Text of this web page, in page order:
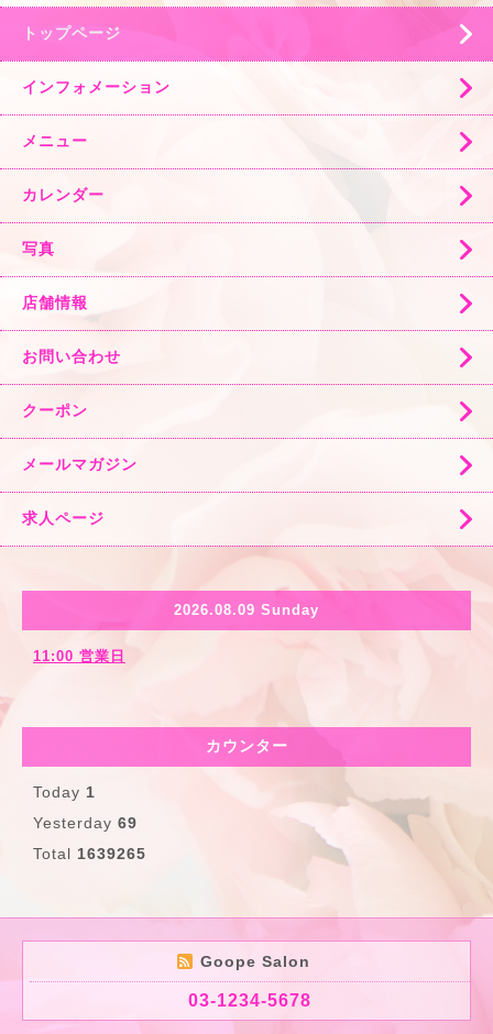
トップページ
インフォメーション
メニュー
カレンダー
写真
店舗情報
お問い合わせ
クーポン
メールマガジン
求人ページ
2026.08.09 Sunday
11:00 営業日
カウンター
Today 1
Yesterday 69
Total 1639265
Goope Salon
03-1234-5678